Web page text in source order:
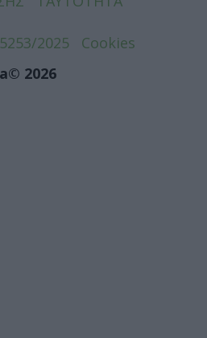
2025
Cookies
2026